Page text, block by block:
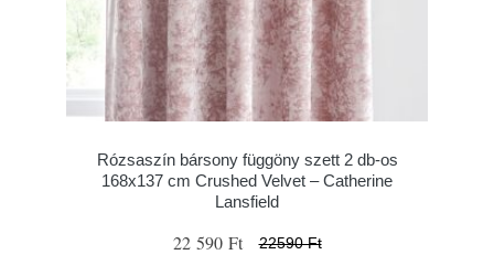
Rózsaszín bársony függöny szett 2 db-os
168x137 cm Crushed Velvet – Catherine
Lansfield
22 590 Ft 22590 Ft